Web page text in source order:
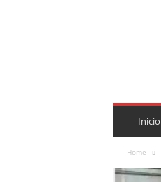
P
A
Inicio
Home